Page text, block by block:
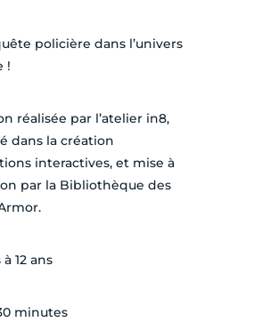
policière dans l’univers
!
réalisée par l’atelier in8,
dans la création
interactives, et mise à
par la Bibliothèque des
12 ans
minutes